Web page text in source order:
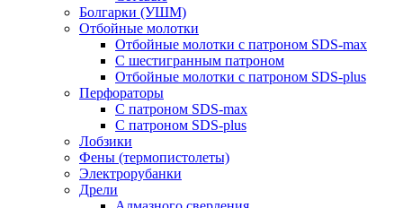
Болгарки (УШМ)
Отбойные молотки
Отбойные молотки с патроном SDS-max
С шестигранным патроном
Отбойные молотки с патроном SDS-plus
Перфораторы
С патроном SDS-max
С патроном SDS-plus
Лобзики
Фены (термопистолеты)
Электрорубанки
Дрели